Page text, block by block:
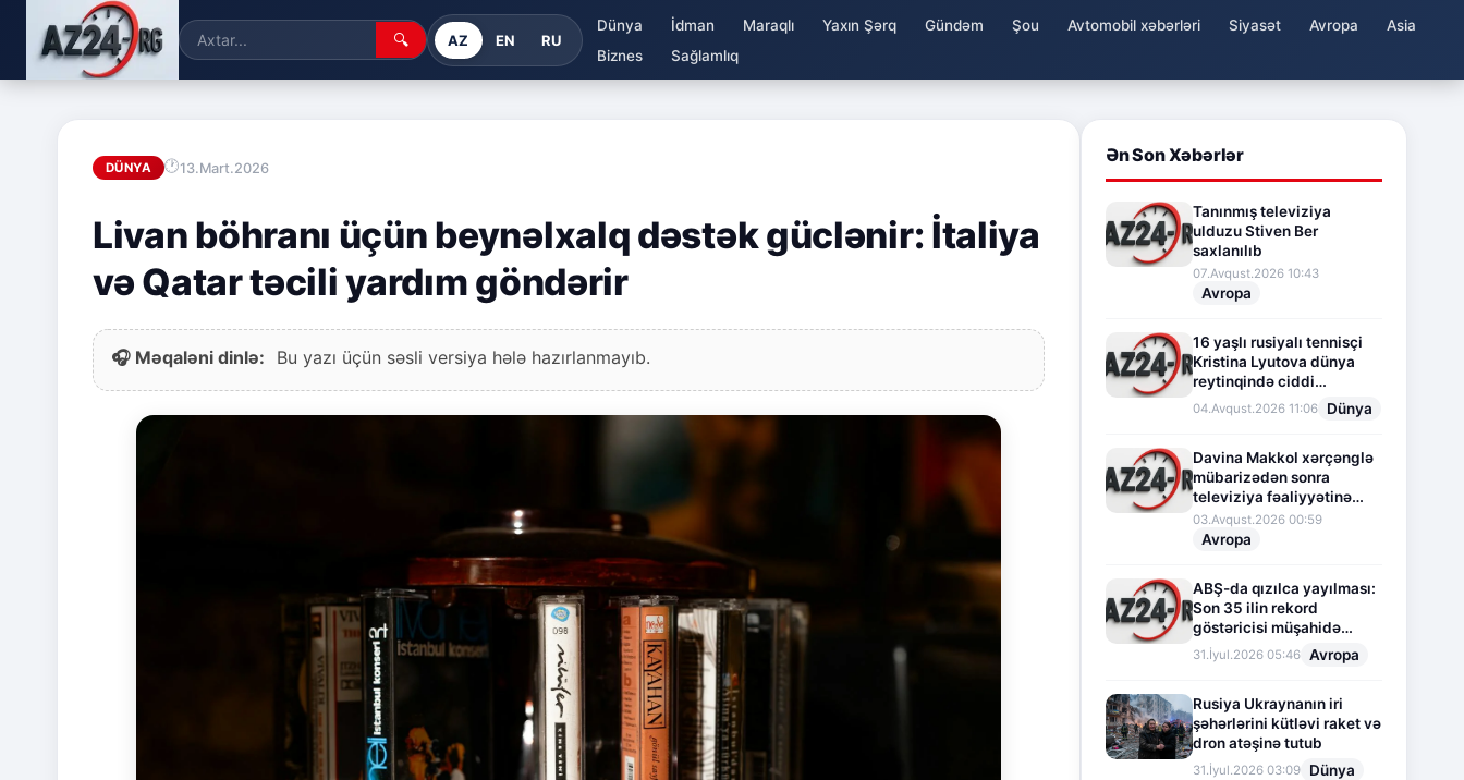
🔍 AZ EN RU
Dünya İdman Maraqlı Yaxın Şərq Gündəm Şou Avtomobil xəbərləri Siyasət Avropa
Asia
Biznes
Sağlamlıq
DÜNYA 13.Mart.2026
Livan böhranı üçün beynəlxalq dəstək güclənir: İtaliya
və Qatar təcili yardım göndərir
🎧 Məqaləni dinlə: Bu yazı üçün səsli versiya hələ hazırlanmayıb.
Ən Son Xəbərlər
Tanınmış televiziya
ulduzu Stiven Ber
saxlanılıb
07.Avqust.2026 10:43
Avropa
16 yaşlı rusiyalı tennisçi
Kristina Lyutova dünya
reytinqində ciddi
irəliləyişə imza atdı
04.Avqust.2026 11:06 Dünya
Davina Makkol xərçənglə
mübarizədən sonra
televiziya fəaliyyətinə
fasilə verir
03.Avqust.2026 00:59
Avropa
ABŞ-da qızılca yayılması:
Son 35 ilin rekord
göstəricisi müşahidə
olunur
31.İyul.2026 05:46 Avropa
Rusiya Ukraynanın iri
şəhərlərini kütləvi raket və
dron atəşinə tutub
31.İyul.2026 03:09 Dünya